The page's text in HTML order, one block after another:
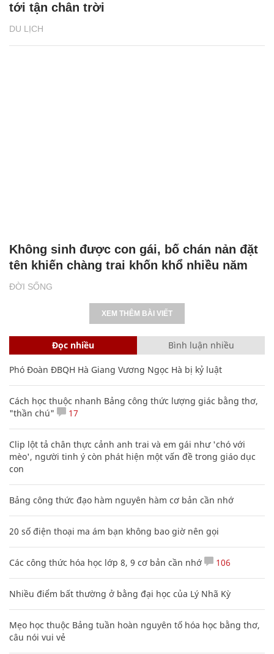
DU LỊCH
tới tận chân trời
ĐỜI SỐNG
Không sinh được con gái, bố chán nản đặt
tên khiến chàng trai khốn khổ nhiều năm
XEM THÊM BÀI VIẾT
Đọc nhiều Bình luận nhiều
Phó Đoàn ĐBQH Hà Giang Vương Ngọc Hà bị kỷ luật
Cách học thuộc nhanh Bảng công thức lượng giác bằng thơ,
"thần chú"
17
Clip lột tả chân thực cảnh anh trai và em gái như 'chó với
mèo', người tinh ý còn phát hiện một vấn đề trong giáo dục
con
Bảng công thức đạo hàm nguyên hàm cơ bản cần nhớ
20 số điện thoại ma ám bạn không bao giờ nên gọi
Các công thức hóa học lớp 8, 9 cơ bản cần nhớ 106
Nhiều điểm bất thường ở bằng đại học của Lý Nhã Kỳ
Mẹo học thuộc Bảng tuần hoàn nguyên tố hóa học bằng thơ,
câu nói vui vẻ